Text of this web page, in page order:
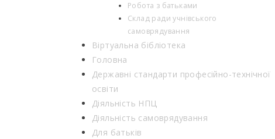
Робота з батьками
Склад ради учнівського
самоврядування
Віртуальна бібліотека
Головна
Державні стандарти професійно-технічної
освіти
Діяльність НПЦ
Діяльність самоврядування
Для батьків